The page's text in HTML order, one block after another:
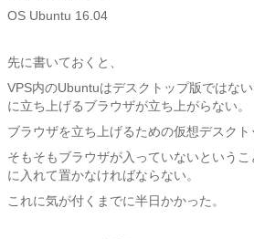
OS Ubuntu 16.04
先に書いておくと、
VPS内のUbuntuはデスクトップ版ではな
に立ち上げるブラウザが立ち上がらない。
ブラウザを立ち上げるための仮想デスクト
そもそもブラウザが入っていないという
に入れて置かなければならない。
これに気が付くまでに半日かかった。